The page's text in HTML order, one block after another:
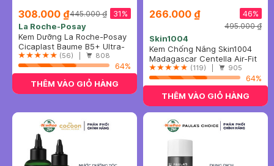
308.000 ₫ 31%
445.000 ₫
La Roche-Posay
Kem Dưỡng La Roche-Posay
Giúp Phục Hồi Da Đa Công
Dụng 40ml
Cicaplast Baume B5+ Ultra-
Repairing Soothing Balm
(56) | 808
64%
THÊM VÀO GIỎ HÀNG
266.000 ₫ 46%
495.000 ₫
Skin1004
Kem Chống Nắng Skin1004
Cho Da Nhạy Cảm SPF 50+
50ml
Madagascar Centella Air-Fit
Suncream Plus SPF50+
PA++++
(119) | 905
64%
THÊM VÀO GIỎ HÀNG